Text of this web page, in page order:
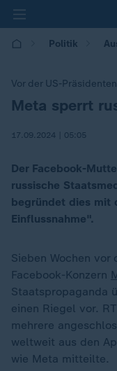
Politik
Vor der US-
:Meta sperrt
17.09.2024 | 05:05
Der Facebook-
russische
begründet dies mit
Einflussnahme".
Sieben Wochen vor
Facebook-Konzern
Staatspropaganda
einen Riegel vor.
mehrere
weltweit aus den
wie Meta mitteilte.